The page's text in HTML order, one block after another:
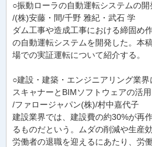
○振動ローラの自動運転システムの
/(株)安藤・間/千野 雅紀・武石 学
ダム工事や造成工事における締固め
の自動運転システムを開発した。本
場での実証運転について紹介する。
○建設・建築・エンジニアリング業
スキャナーとBIMソフトウェアの活用
/ファロージャパン(株)/村中嘉代子
建設業界では、建設費の約30%が再
るものだという。ムダの削減や生産
労働者の退職を迎えるにあたり、労